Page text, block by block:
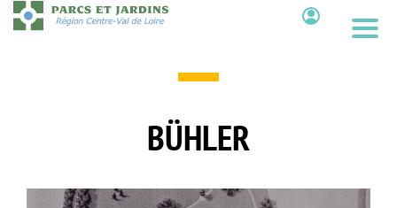
Aller
au
BÜHLER